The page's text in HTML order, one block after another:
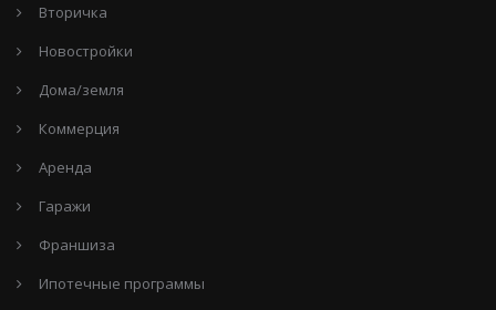
Вторичка
Новостройки
Дома/земля
Коммерция
Аренда
Гаражи
Франшиза
Ипотечные программы